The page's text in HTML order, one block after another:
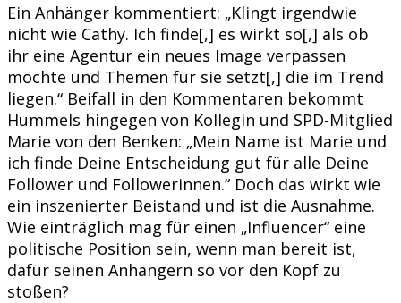
Ein Anhänger kommentiert: „Klingt irgendwie
nicht wie Cathy. Ich finde[,] es wirkt so[,] als ob
ihr eine Agentur ein neues Image verpassen
möchte und Themen für sie setzt[,] die im Trend
liegen.“ Beifall in den Kommentaren bekommt
Hummels hingegen von Kollegin und SPD-Mitglied
Marie von den Benken: „Mein Name ist Marie und
ich finde Deine Entscheidung gut für alle Deine
Follower und Followerinnen.“ Doch das wirkt wie
ein inszenierter Beistand und ist die Ausnahme.
Wie einträglich mag für einen „Influencer“ eine
politische Position sein, wenn man bereit ist,
dafür seinen Anhängern so vor den Kopf zu
stoßen?